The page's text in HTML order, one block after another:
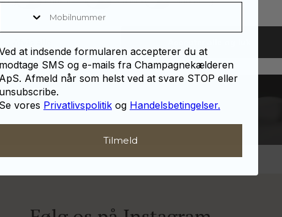
at indsende formularen accepterer du at
modtage SMS og e-mails fra Champagnekælderen
ApS. Afmeld når som helst ved at svare STOP eller
unsubscribe.
Se vores Privatlivspolitik og Handelsbetingelser.
Tilmeld